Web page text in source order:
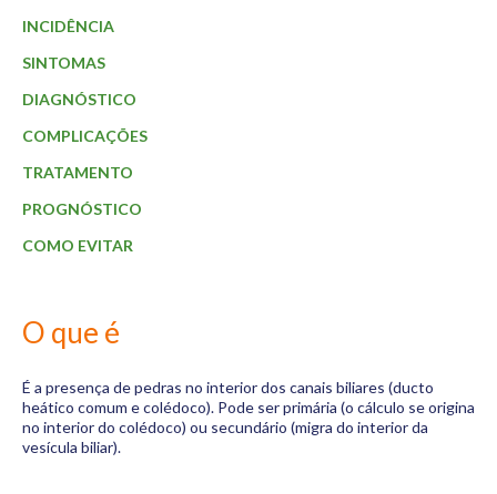
INCIDÊNCIA
SINTOMAS
DIAGNÓSTICO
COMPLICAÇÕES
TRATAMENTO
PROGNÓSTICO
COMO EVITAR
O que é
É a presença de pedras no interior dos canais biliares (ducto
heático comum e colédoco). Pode ser primária (o cálculo se origina
no interior do colédoco) ou secundário (migra do interior da
vesícula biliar).